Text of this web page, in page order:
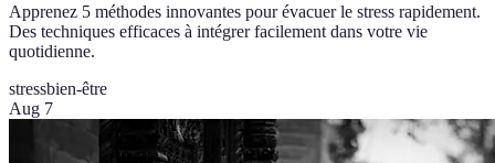
Apprenez 5 méthodes innovantes pour évacuer le stress rapidement.
Des techniques efficaces à intégrer facilement dans votre vie
quotidienne.
stressbien-être
Aug 7